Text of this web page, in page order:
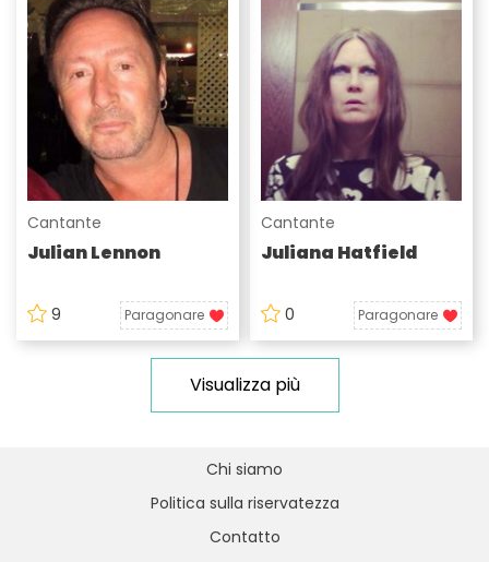
Cantante
Julian Lennon
9 Paragonare
Cantante
Juliana Hatfield
0 Paragonare
Visualizza più
Chi siamo
Politica sulla riservatezza
Contatto